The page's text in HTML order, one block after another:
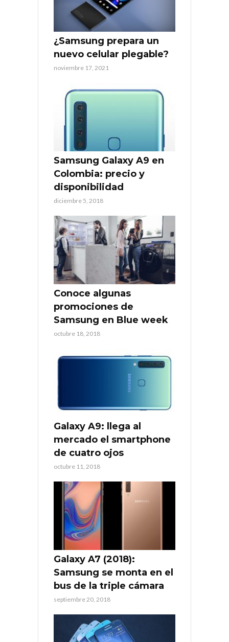
¿Samsung prepara un
nuevo celular plegable?
noviembre 17, 2021
Samsung Galaxy A9 en
Colombia: precio y
disponibilidad
diciembre 5, 2018
Conoce algunas
promociones de
Samsung en Blue week
octubre 18, 2018
Galaxy A9: llega al
mercado el smartphone
de cuatro ojos
octubre 11, 2018
Galaxy A7 (2018):
Samsung se monta en el
bus de la triple cámara
septiembre 20, 2018